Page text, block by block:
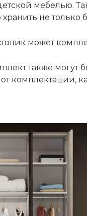
мебелью.
не только
может
также могут
комплектации,